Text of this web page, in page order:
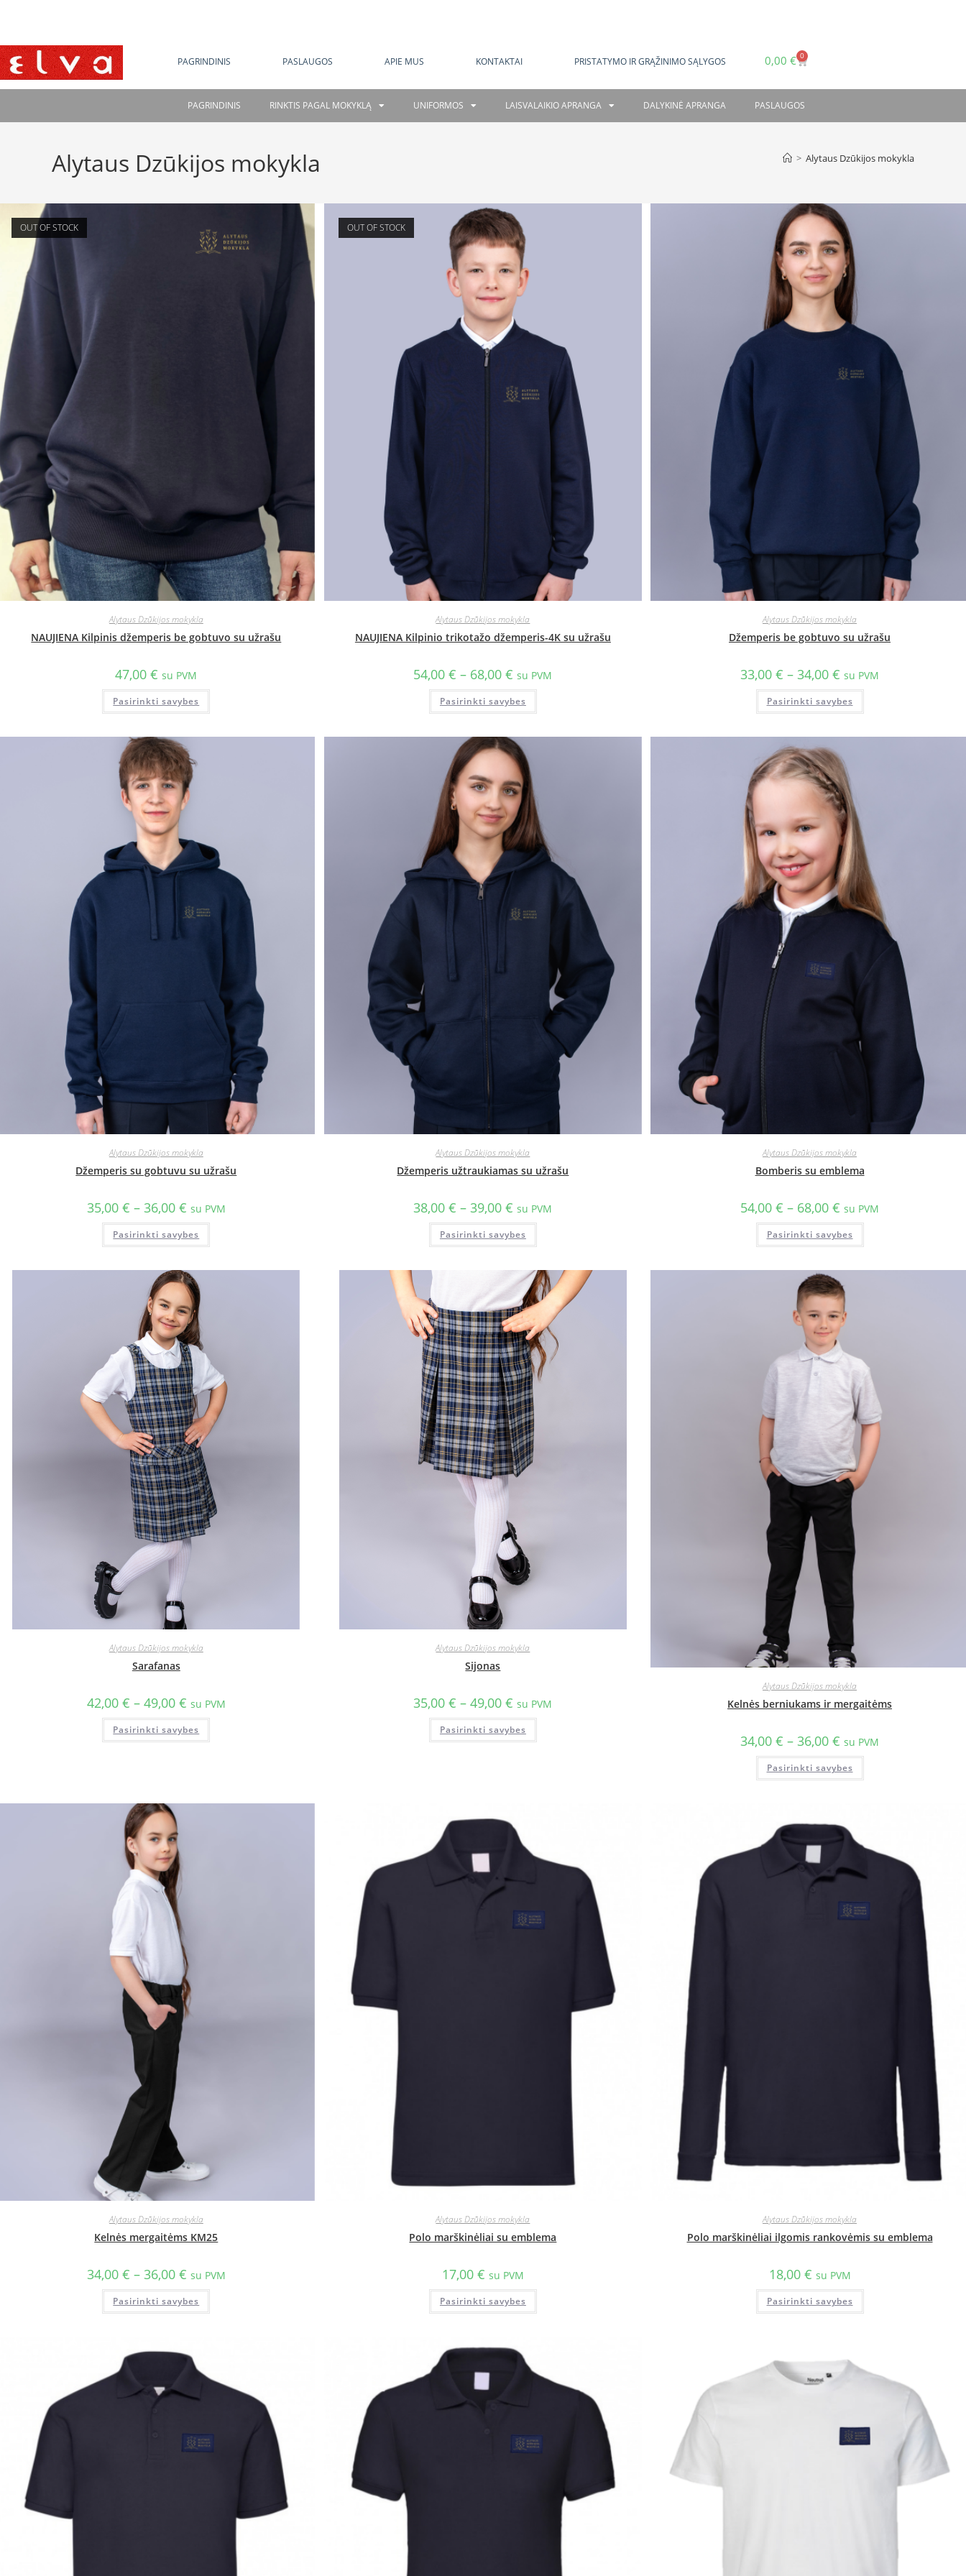
PAGRINDINIS PASLAUGOS APIE MUS KONTAKTAI PRISTATYMO IR GRĄŽINIMO SĄLYGOS 0,00 € 0
PAGRINDINIS RINKTIS PAGAL MOKYKLĄ UNIFORMOS LAISVALAIKIO APRANGA DALYKINĖ APRANGA PASLAUGOS
Alytaus Dzūkijos mokykla > Alytaus Dzūkijos mokykla
OUT OF STOCK
Alytaus Dzūkijos mokykla
NAUJIENA Kilpinis džemperis be gobtuvo su užrašu
47,00€ su PVM
Pasirinkti savybes
OUT OF STOCK
Alytaus Dzūkijos mokykla
NAUJIENA Kilpinio trikotažo džemperis-4K su užrašu
54,00€ – 68,00€ su PVM
Pasirinkti savybes
Alytaus Dzūkijos mokykla
Džemperis be gobtuvo su užrašu
33,00€ – 34,00€ su PVM
Pasirinkti savybes
Alytaus Dzūkijos mokykla
Džemperis su gobtuvu su užrašu
35,00 € – 36,00 € su PVM
Pasirinkti savybes
Alytaus Dzūkijos mokykla
Džemperis užtraukiamas su užrašu
38,00€ – 39,00€ su PVM
Pasirinkti savybes
Alytaus Dzūkijos mokykla
Bomberis su emblema
54,00€ – 68,00€ su PVM
Pasirinkti savybes
Alytaus Dzūkijos mokykla
Sarafanas
42,00 € – 49,00 € su PVM
Pasirinkti savybes
Alytaus Dzūkijos mokykla
Sijonas
35,00€ – 49,00€ su PVM
Pasirinkti savybes
Alytaus Dzūkijos mokykla
Kelnės berniukams ir mergaitėms
34,00€ – 36,00€ su PVM
Pasirinkti savybes
Alytaus Dzūkijos mokykla
Kelnės mergaitėms KM25
34,00 € – 36,00 € su PVM
Pasirinkti savybes
Alytaus Dzūkijos mokykla
Polo marškinėliai su emblema
17,00 € su PVM
Pasirinkti savybes
Alytaus Dzūkijos mokykla
Polo marškinėliai ilgomis rankovėmis su emblema
18,00 € su PVM
Pasirinkti savybes